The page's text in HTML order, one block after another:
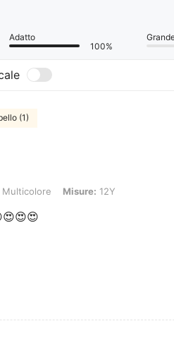
Adatto
100%
(1)
Misure: 12Y
Multicolore Misure: 12Y